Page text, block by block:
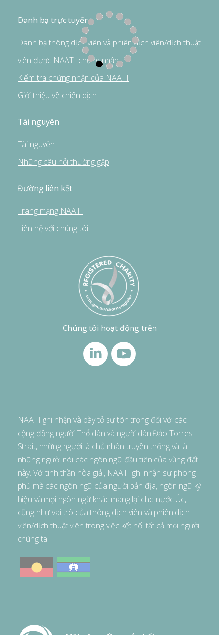
Danh bạ trực tuyến
Danh bạ thông dịch viên và phiên dịch viên/dịch thuật
viên được NAATI chứng nhận
Kiểm tra chứng nhận của NAATI
Giới thiệu về chiến dịch
Tài nguyên
Tài nguyên
Những câu hỏi thường gặp
Đường liên kết
Trang mạng NAATI
Liên hệ với chúng tôi
Chúng tôi hoạt động trên
NAATI ghi nhận và bày tỏ sự tôn trọng đối với các
cộng đồng người Thổ dân và người dân Đảo Torres
Strait, những người là chủ nhân truyền thống và là
những người nói các ngôn ngữ đầu tiên của vùng đất
này. Với tinh thần hòa giải, NAATI ghi nhận sự phong
phú mà các ngôn ngữ của người bản địa, ngôn ngữ ký
hiệu và mọi ngôn ngữ khác mang lại cho nước Úc,
cũng như vai trò của thông dịch viên và phiên dịch
viên/dịch thuật viên trong việc kết nối tất cả mọi người
chúng ta.